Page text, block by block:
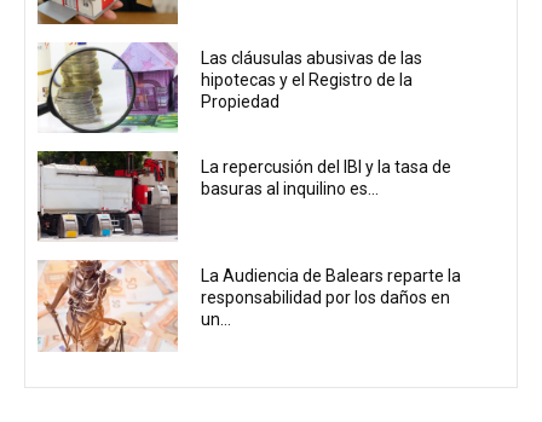
Las cláusulas abusivas de las
hipotecas y el Registro de la
Propiedad
La repercusión del IBI y la tasa de
basuras al inquilino es...
La Audiencia de Balears reparte la
responsabilidad por los daños en
un...